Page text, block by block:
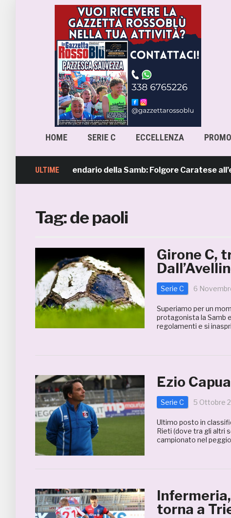
HOME SERIE C ECCELLENZA
ULTIME
4, il calendario della Samb: Folgore Caratese
Tag:de paoli
Girone C,
Serie C 6
Superiamo per un
protagonista la Samb
regolamenti e si
Ezio
Serie C 5 Ottobre
Ultimo posto in
Rieti (dove tra gli altri
campionato nel
torna a